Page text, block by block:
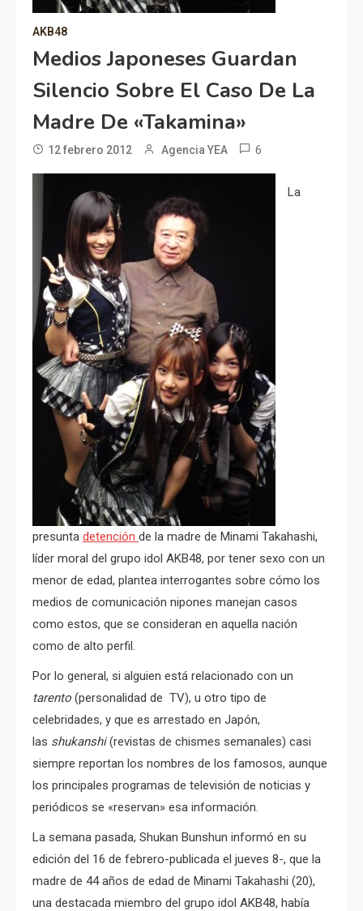
AKB48
Medios Japoneses Guardan
Silencio Sobre El Caso De La
Madre De «Takamina»
12 febrero 2012 Agencia YEA 6
La
presunta detención de la madre de Minami Takahashi,
líder moral del grupo idol AKB48, por tener sexo con un
menor de edad, plantea interrogantes sobre cómo los
medios de comunicación nipones manejan casos
como estos, que se consideran en aquella nación
como de alto perfil.
Por lo general, si alguien está relacionado con un
tarento (personalidad de TV), u otro tipo de
celebridades, y que es arrestado en Japón,
las shukanshi(revistas de chismes semanales) casi
siempre reportan los nombres de los famosos, aunque
los principales programas de televisión de noticias y
periódicos se «reservan» esa información.
La semana pasada, Shukan Bunshun informó en su
edición del 16 de febrero-publicada el jueves 8-, que la
madre de 44 años de edad de Minami Takahashi (20),
una destacada miembro del grupo idol AKB48, había